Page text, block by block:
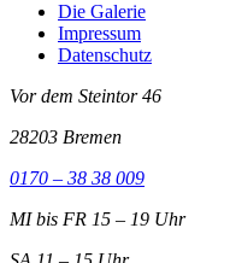
Die Galerie
Impressum
Datenschutz
Vor dem Steintor 46
28203 Bremen
0170 – 38 38 009
MI bis FR 15 – 19 Uhr